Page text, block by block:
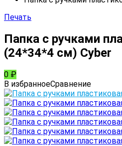
Печать
Папка с ручками
(24*34*4 см) Cyber
0 ₽
В избранноеСравнение